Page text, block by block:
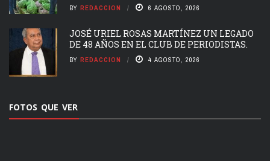
BY REDACCION 6 AGOSTO, 2026
JOSÉ URIEL ROSAS MARTÍNEZ UN LEGADO
DE 48 AÑOS EN EL CLUB DE PERIODISTAS.
BY REDACCION 4 AGOSTO, 2026
FOTOS QUE VER